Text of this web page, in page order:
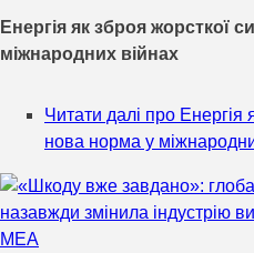
Енергія як зброя жорсткої
міжнародних війнах
Читати далі про Енергія
нова норма у